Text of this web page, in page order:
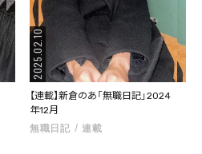
2025.02.10
【連載】新倉のあ「無職日記」2024
年12月
無職日記 連載